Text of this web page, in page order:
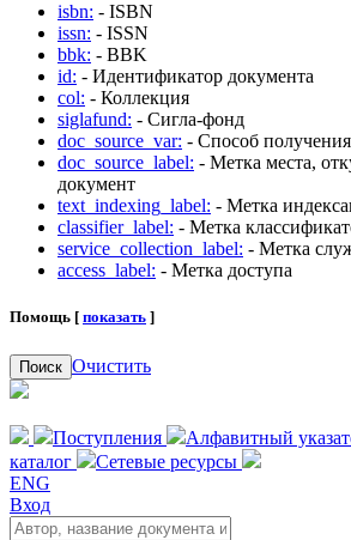
isbn: - ISBN
issn: - ISSN
bbk: - BBK
id: - Идентификатор документа
col: - Коллекция
siglafund: - Сигла-фонд
doc_source_var: - Способ
doc_source_label: - Метка места,
документ
text_indexing_label: - Метка
classifier_label: - Метка
service_collection_label: - Метка
access_label: - Метка доступа
Помощь [ показать ]
Поиск Очистить
Поступления Алфавитный
каталог
Сетевые ресурсы
ENG
Вход